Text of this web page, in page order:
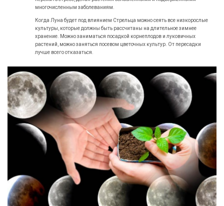
многочисленным заболеваниям.
Когда Луна будет под влиянием Стрельца можно сеять все низкорослые
культуры, которые должны быть рассчитаны на длительное зимнее
хранение. Можно заниматься посадкой корнеплодов и луковичных
растений, можно заняться посевом цветочных культур. От пересадки
лучше всего отказаться.